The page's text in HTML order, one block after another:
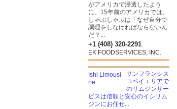
がアメリカで浸透したよう
に。15年前のアメリカでは、
しゃぶしゃぶは「なぜ自分で
調理をしなければならないん
だ？...
+1 (408) 320-2291
EK FOODSERVICES, INC.
サンフランシス
コベイエリアで
のリムジンサー
ビスは信頼と安心のイシリム
ジンにお任せ...